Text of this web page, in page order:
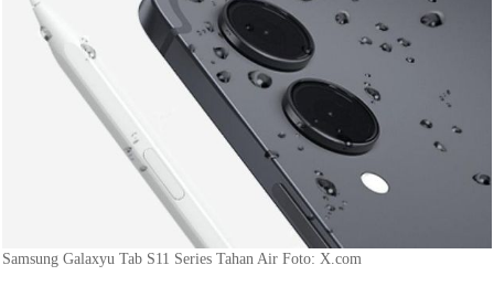
Samsung Galaxyu Tab S11 Series Tahan Air Foto: X.com